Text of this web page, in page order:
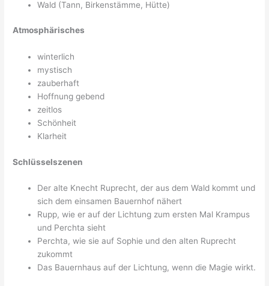
Wald (Tann, Birkenstämme, Hütte)
Atmosphärisches
winterlich
mystisch
zauberhaft
Hoffnung gebend
zeitlos
Schönheit
Klarheit
Schlüsselszenen
Der alte Knecht Ruprecht, der aus dem Wald kommt und
sich dem einsamen Bauernhof nähert
Rupp, wie er auf der Lichtung zum ersten Mal Krampus
und Perchta sieht
Perchta, wie sie auf Sophie und den alten Ruprecht
zukommt
Das Bauernhaus auf der Lichtung, wenn die Magie wirkt.